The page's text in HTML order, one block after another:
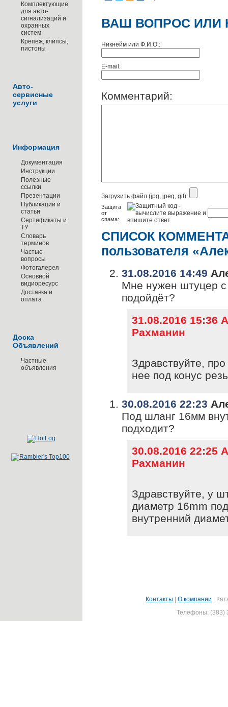
Комплектующие
для авто-
сигнализаций и
охранных
систем
Крепеж, клипсы,
пистоны
Авто-
сервисные
услуги
Информация
Документация
Инструкции
Полезные
ссылки
Презентации
Публикации и
статьи
Сертификаты и
ТУ
Словарь
терминов
Частые
вопросы
Фотогалерея
Основной
видиоресурс
Доставка и
оплата
Доска
Объявлений
Частные
объявления
ВАШ ВОПРОС ИЛИ
Никнейм или Ф.И.О.:
E-mail:
Комментарий:
Загрузить файл (jpg, jpeg, gif):
Защита
от
спама:
СПИСОК
пользователя
31.08.2016 14:49
Мне нужен штуцер с
подойдёт?
31.08.2016 15:36
Рахманин
Здравствуйте,
нее под конус
30.08.2016 22:23
Под шланг 16мм
подходит?
30.08.2016 22:25
Рахманин
Здравствуйте, у
диаметр 16mm
внутренний
Контакты О компании
Телефоны: (383)